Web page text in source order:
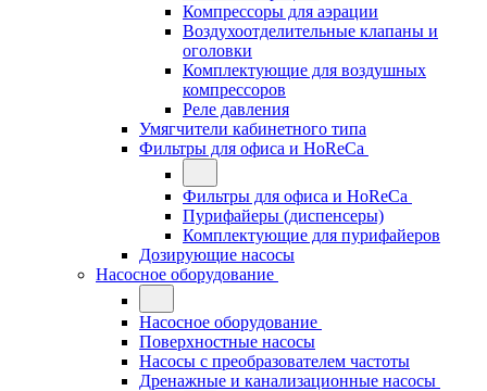
Компрессоры для аэрации
Воздухоотделительные клапаны и
оголовки
Комплектующие для воздушных
компрессоров
Реле давления
Умягчители кабинетного типа
Фильтры для офиса и HoReCa
Фильтры для офиса и HoReCa
Пурифайеры (диспенсеры)
Комплектующие для пурифайеров
Дозирующие насосы
Насосное оборудование
Насосное оборудование
Поверхностные насосы
Насосы с преобразователем частоты
Дренажные и канализационные насосы